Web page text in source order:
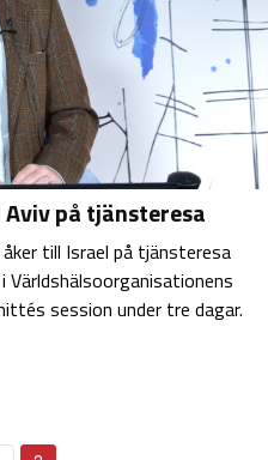
på tjänsteresa
till Israel på tjänsteresa
session under tre dagar.